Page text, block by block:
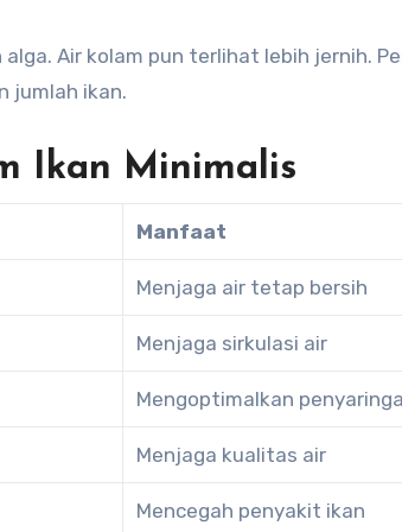
Air kolam pun terlihat lebih jernih.
jumlah ikan.
Ikan Minimalis
Manfaat
Menjaga air tetap bersih
Menjaga sirkulasi air
Mengoptimalkan
Menjaga kualitas air
Mencegah penyakit ikan